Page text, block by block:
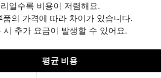
일수록 비용이 저렴해요.
품의 가격에 따라 차이가 있습니다.
시 추가 요금이 발생할 수 있어요.
평균 비용